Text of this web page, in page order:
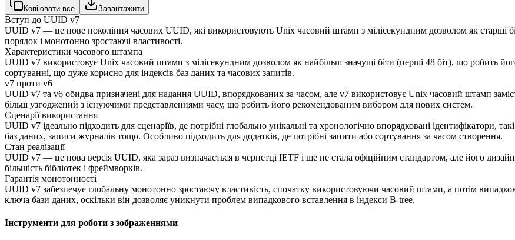
Копіювати все Завантажити
Вступ до UUID v7
UUID v7 — це нове покоління часових UUID, які використовують Unix часовий штамп з мілісекундним дозволом як старші
порядок і монотонно зростаючі властивості.
Характеристики часового штампа
UUID v7 використовує Unix часовий штамп з мілісекундним дозволом як найбільш значущі біти (перші 48 біт), що робить
сортуванні, що дуже корисно для індексів баз даних та часових запитів.
v7 проти v6
UUID v7 та v6 обидва призначені для надання UUID, впорядкованих за часом, але v7 використовує Unix часовий штамп
більш узгоджений з існуючими представленнями часу, що робить його рекомендованим вибором для нових систем.
Сценарії використання
UUID v7 ідеально підходить для сценаріїв, де потрібні глобально унікальні та хронологічно впорядковані ідентифікатори,
баз даних, записи журналів тощо. Особливо підходить для додатків, де потрібні запити або сортування за часом створення.
Стан реалізації
UUID v7 — це нова версія UUID, яка зараз визначається в чернетці IETF і ще не стала офіційним стандартом, але його
більшість бібліотек і фреймворків.
Гарантія монотонності
UUID v7 забезпечує глобальну монотонно зростаючу властивість, спочатку використовуючи часовий штамп, а потім
ключа бази даних, оскільки він дозволяє уникнути проблем випадкового вставлення в індекси B-tree.
Інструменти для роботи з зображеннями